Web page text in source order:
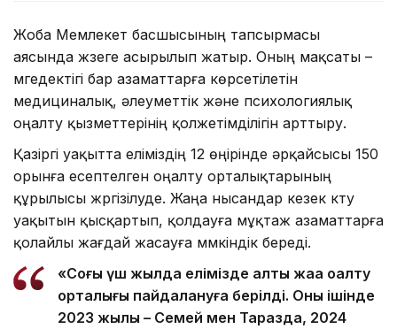
Жоба Мемлекет басшысының тапсырмасы
аясында жүзеге асырылып жатыр. Оның мақсаты –
мүгедектігі бар азаматтарға көрсетілетін
медициналық, әлеуметтік және психологиялық
оңалту қызметтерінің қолжетімділігін арттыру.
Қазіргі уақытта еліміздің 12 өңірінде әрқайсысы 150
орынға есептелген оңалту орталықтарының
құрылысы жүргізілуде. Жаңа нысандар кезек күту
уақытын қысқартып, қолдауға мұқтаж азаматтарға
қолайлы жағдай жасауға мүмкіндік береді.
«Соңғы үш жылда елімізде алты жаңа оңалту
орталығы пайдалануға берілді. Оның ішінде
2023 жылы – Семей мен Таразда, 2024